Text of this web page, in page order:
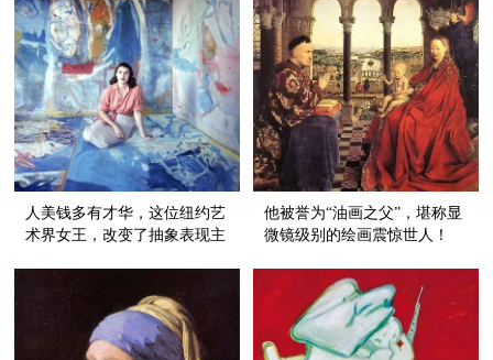
人美钱多有才华，这位纽约艺
术界女王，改变了抽象表现主
他被誉为“油画之父”，堪称显
微镜级别的绘画震惊世人！